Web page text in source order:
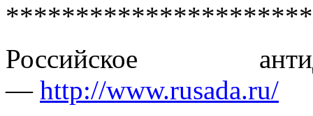
Российское
— http://www.rusada.ru/